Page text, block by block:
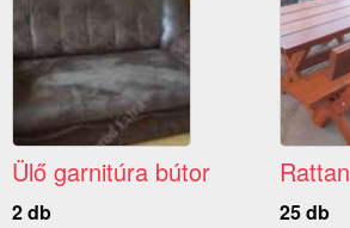
Ülő garnitúra bútor
2 db 25 db